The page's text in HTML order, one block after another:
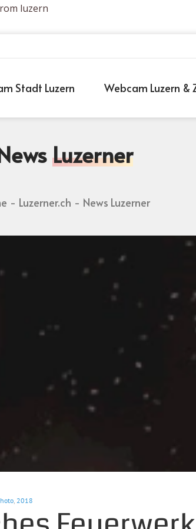
luzern
Stadt Luzern Webcam Luzern &
Luzerner
Luzerner.ch News Luzerner
, 2018